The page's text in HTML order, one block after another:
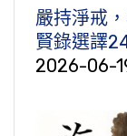
嚴持淨戒
賢錄選譯
2026-06-